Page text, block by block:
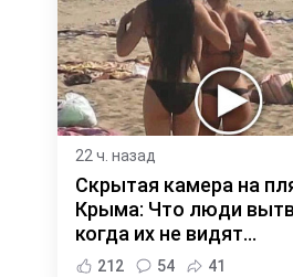
22 ч. назад
Скрытая камера на
Крыма: Что люди
когда их не видят...
212 54 41